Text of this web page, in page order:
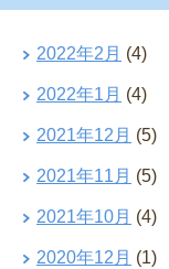
2022年2月 (4)
2022年1月 (4)
2021年12月 (5)
2021年11月 (5)
2021年10月 (4)
2020年12月 (1)